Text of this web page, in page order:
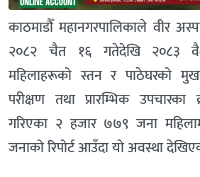
काठमाडौँ महानगरपालिकाले वीर
२०८२ चैत १६ गतेदेखि २०८३
महिलाहरूको स्तन र पाठेघरको
परीक्षण तथा प्रारम्भिक
गरिएका २ हजार ७७९ जना
जनाको रिपोर्ट आउँदा यो अवस्था